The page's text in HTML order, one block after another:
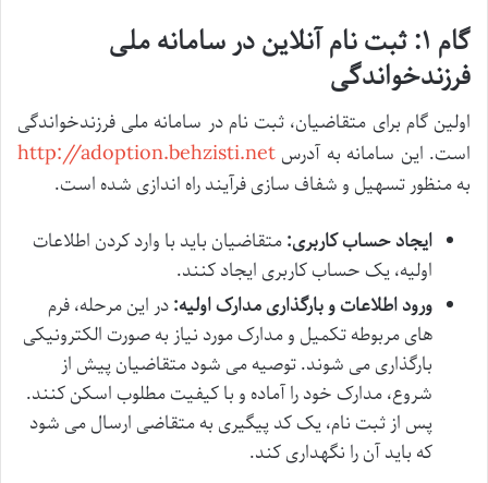
گام ۱: ثبت نام آنلاین در سامانه ملی
فرزندخواندگی
اولین گام برای متقاضیان، ثبت نام در سامانه ملی فرزندخواندگی
است. این سامانه به آدرس http://adoption.behzisti.net
به منظور تسهیل و شفاف سازی فرآیند راه اندازی شده است.
ایجاد حساب کاربری:متقاضیان باید با وارد کردن اطلاعات
اولیه، یک حساب کاربری ایجاد کنند.
ورود اطلاعات و بارگذاری مدارک اولیه:در این مرحله، فرم
های مربوطه تکمیل و مدارک مورد نیاز به صورت الکترونیکی
بارگذاری می شوند. توصیه می شود متقاضیان پیش از
شروع، مدارک خود را آماده و با کیفیت مطلوب اسکن کنند.
پس از ثبت نام، یک کد پیگیری به متقاضی ارسال می شود
که باید آن را نگهداری کند.